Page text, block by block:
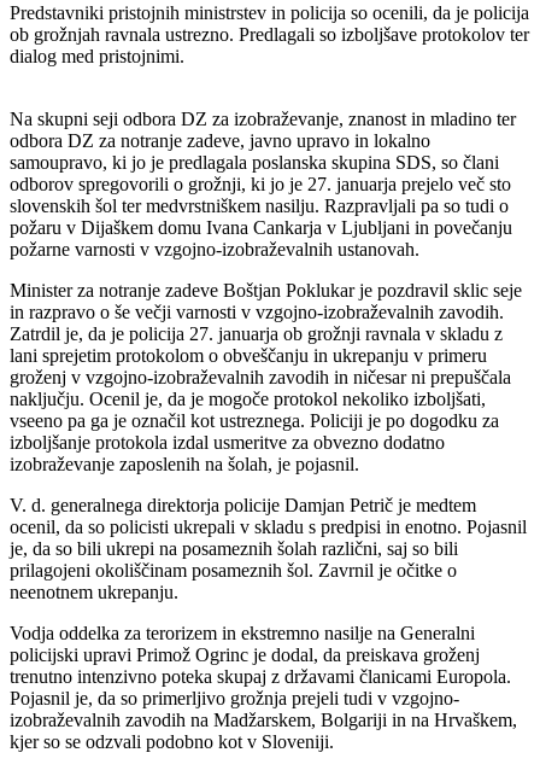
Predstavniki pristojnih ministrstev in policija so ocenili, da je policija
ob grožnjah ravnala ustrezno. Predlagali so izboljšave protokolov ter
dialog med pristojnimi.
Na skupni seji odbora DZ za izobraževanje, znanost in mladino ter
odbora DZ za notranje zadeve, javno upravo in lokalno
samoupravo, ki jo je predlagala poslanska skupina SDS, so člani
odborov spregovorili o grožnji, ki jo je 27. januarja prejelo več sto
slovenskih šol ter medvrstniškem nasilju. Razpravljali pa so tudi o
požaru v Dijaškem domu Ivana Cankarja v Ljubljani in povečanju
požarne varnosti v vzgojno-izobraževalnih ustanovah.
Minister za notranje zadeve Boštjan Poklukar je pozdravil sklic seje
in razpravo o še večji varnosti v vzgojno-izobraževalnih zavodih.
Zatrdil je, da je policija 27. januarja ob grožnji ravnala v skladu z
lani sprejetim protokolom o obveščanju in ukrepanju v primeru
groženj v vzgojno-izobraževalnih zavodih in ničesar ni prepuščala
naključju. Ocenil je, da je mogoče protokol nekoliko izboljšati,
vseeno pa ga je označil kot ustreznega. Policiji je po dogodku za
izboljšanje protokola izdal usmeritve za obvezno dodatno
izobraževanje zaposlenih na šolah, je pojasnil.
V. d. generalnega direktorja policije Damjan Petrič je medtem
ocenil, da so policisti ukrepali v skladu s predpisi in enotno. Pojasnil
je, da so bili ukrepi na posameznih šolah različni, saj so bili
prilagojeni okoliščinam posameznih šol. Zavrnil je očitke o
neenotnem ukrepanju.
Vodja oddelka za terorizem in ekstremno nasilje na Generalni
policijski upravi Primož Ogrinc je dodal, da preiskava groženj
trenutno intenzivno poteka skupaj z državami članicami Europola.
Pojasnil je, da so primerljivo grožnja prejeli tudi v vzgojno-
izobraževalnih zavodih na Madžarskem, Bolgariji in na Hrvaškem,
kjer so se odzvali podobno kot v Sloveniji.